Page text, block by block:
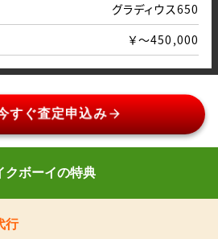
グラディウス650
￥～450,000
すぐ査定申込みarrow_forward
クボーイの特典
行